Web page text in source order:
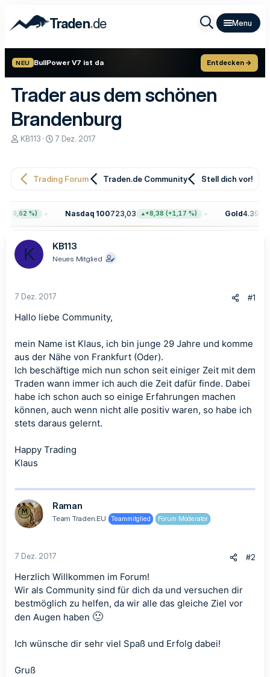
Traden.de
NEU BullPower V7 ist da Entdecken →
Trader aus dem schönen
Brandenburg
E
e
r
KB113
E
e
m
7 Dez. 2017
Trading Forum Traden.de Community Stell dich vor!
%) Nasdaq 100723,03 +8,38 (+1,17 %) Gold4.399,70
K KB113
Neues Mitglied
7 Dez. 2017 #1
Hallo liebe Community,
mein Name ist Klaus, ich bin junge 29 Jahre und komme
aus der Nähe von Frankfurt (Oder).
Ich beschäftige mich nun schon seit einiger Zeit mit dem
Traden wann immer ich auch die Zeit dafür finde. Dabei
habe ich schon auch so einige Erfahrungen machen
können, auch wenn nicht alle positiv waren, so habe ich
stets daraus gelernt.
Happy Trading
Klaus
Raman
Team Traden.EU Teammitglied Forum Moderator
7 Dez. 2017 #2
Herzlich Willkommen im Forum!
Wir als Community sind für dich da und versuchen dir
bestmöglich zu helfen, da wir alle das gleiche Ziel vor
den Augen haben 🙂
Ich wünsche dir sehr viel Spaß und Erfolg dabei!
Gruß